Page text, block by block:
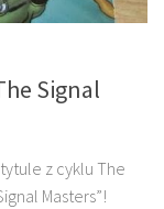
Signal
z cyklu The
Masters”!